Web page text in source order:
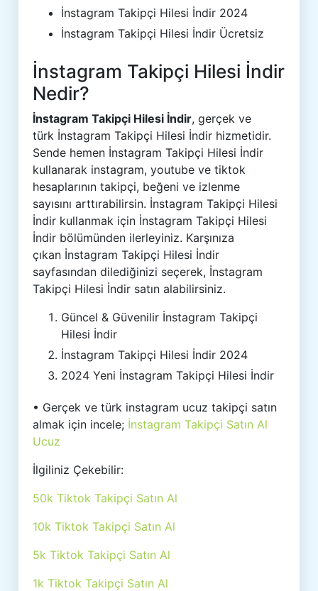
İnstagram Takipçi Hilesi İndir 2024
İnstagram Takipçi Hilesi İndir Ücretsiz
İnstagram Takipçi Hilesi İndir
Nedir?
İnstagram Takipçi Hilesi İndir, gerçek ve
türk İnstagram Takipçi Hilesi İndir hizmetidir.
Sende hemen İnstagram Takipçi Hilesi İndir
kullanarak instagram, youtube ve tiktok
hesaplarının takipçi, beğeni ve izlenme
sayısını arttırabilirsin. İnstagram Takipçi Hilesi
İndir kullanmak için İnstagram Takipçi Hilesi
İndir bölümünden ilerleyiniz. Karşınıza
çıkan İnstagram Takipçi Hilesi İndir
sayfasından dilediğinizi seçerek, İnstagram
Takipçi Hilesi İndir satın alabilirsiniz.
Güncel & Güvenilir İnstagram Takipçi
Hilesi İndir
İnstagram Takipçi Hilesi İndir 2024
2024 Yeni İnstagram Takipçi Hilesi İndir
• Gerçek ve türk instagram ucuz takipçi satın
almak için incele; İnstagram Takipçi Satın Al
Ucuz
İlgiliniz Çekebilir:
50k Tiktok Takipçi Satın Al
10k Tiktok Takipçi Satın Al
5k Tiktok Takipçi Satın Al
1k Tiktok Takipçi Satın Al